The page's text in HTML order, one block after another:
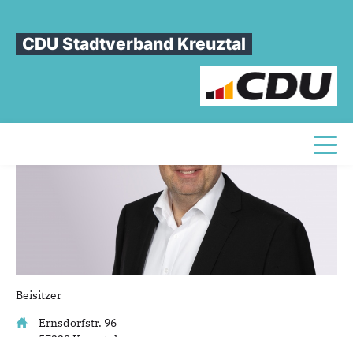
CDU Stadtverband Kreuztal
Sie sind hier
HelgeWeyand
Beisitzer
Ernsdorfstr. 96